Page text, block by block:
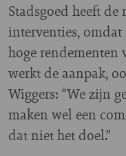
Stadsgoed heeft
interventies,
hoge rendementen
werkt de aanpak,
Wiggers: “We zijn
maken wel een
dat niet het doel.”